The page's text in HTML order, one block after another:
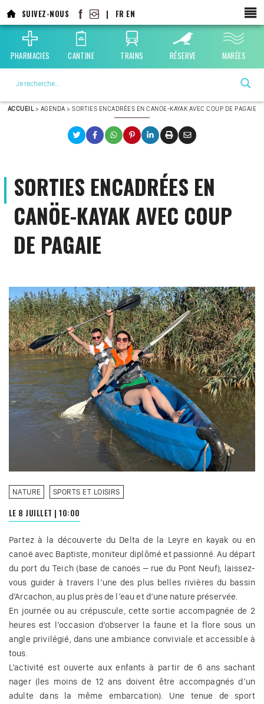
au
contenu
principal
SUIVEZ-NOUS | FR EN
PHARMACIES CANTINE TRAINS RÉSERVE MARÉES
ACCUEIL> AGENDA >SORTIES ENCADRÉES EN CANÖE-KAYAK AVEC COUP DE PAGAIE
SORTIES ENCADRÉES EN
CANÖE-KAYAK AVEC COUP
DE PAGAIE
NATURE SPORTS ET LOISIRS
LE 8 JUILLET |10:00
Partez à la découverte du Delta de la Leyre en kayak ou en
canoë avec Baptiste, moniteur diplômé et passionné. Au départ
du port du Teich (base de canoës – rue du Pont Neuf), laissez-
vous guider à travers l’une des plus belles rivières du bassin
d’Arcachon, au plus près de l’eau et d’une nature préservée.
En journée ou au crépuscule, cette sortie accompagnée de 2
heures est l’occasion d’observer la faune et la flore sous un
angle privilégié, dans une ambiance conviviale et accessible à
tous.
L’activité est ouverte aux enfants à partir de 6 ans sachant
nager (les moins de 12 ans doivent être accompagnés d’un
adulte dans la même embarcation). Une tenue de sport